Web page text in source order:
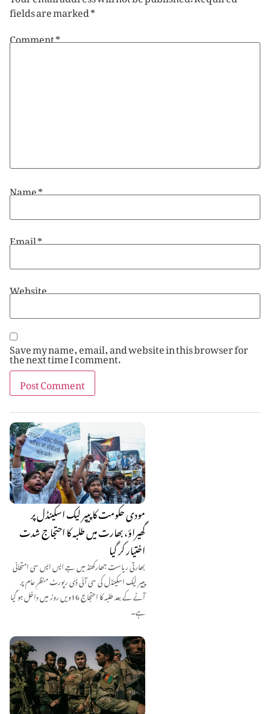
مودی حکومت کا پیپر لیک اسکینڈل پر
گھیراؤ، بھارت میں طلبہ کا احتجاج شدت
اختیار کر گیا
بھارتی ریاست جھارکھنڈ میں جے ایس ایس سی امتحانی
پیپر لیک اسکینڈل کی سی آئی ڈی رپورٹ منظرِ عام پر
آنے کے بعد طلبہ کا احتجاج 16ویں روز میں داخل ہو گیا
ہے۔
fields are marked*
Comment*
Name*
Email*
Website
Save my name, email, and website in this browser for
the next time I comment.